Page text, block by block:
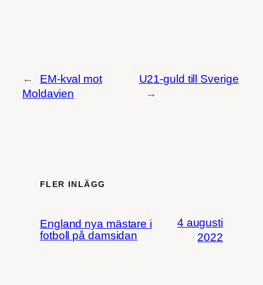
←
EM-kval mot
Moldavien
U21-guld till Sverige
→
FLER INLÄGG
England nya mästare i
fotboll på damsidan
4 augusti
2022